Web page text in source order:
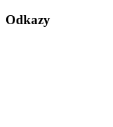
Odkazy